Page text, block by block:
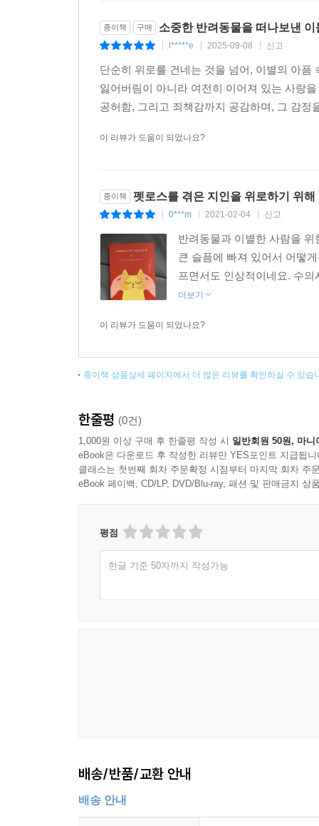
종이책 구매 소중한 반려동물을 떠나보낸
l*****e 2025-09-08 신고
단순히 위로를 건네는 것을 넘어, 이별의 아
잃어버림이 아니라 여전히 이어져 있는 사랑
공허함, 그리고 죄책감까지 공감하며, 그 감
이 리뷰가 도움이 되었나요?
종이책 펫로스를 겪은 지인을 위로하기 위해
0***m 2021-02-04 신고
반려동물과 이별한 사람을
큰 슬픔에 빠져 있어서 어떻
프면서도 인상적이네요. 수
더보기
이 리뷰가 도움이 되었나요?
종이책 상품상세 페이지에서 더 많은 리뷰를 확인하실 수 있습
한줄평 (0건)
1,000원 이상 구매 후 한줄평 작성 시 일반회원 50원, 마니
eBook은 다운로드 후 작성한 리뷰만 YES포인트 지급됩니
클래스는 첫번째 회차 주문확정 시점부터 마지막 회차 주
eBook 페이백, CD/LP, DVD/Blu-ray, 패션 및 판매금지 상
평점
한글 기준 50자까지 작성가능
배송/반품/교환 안내
배송 안내